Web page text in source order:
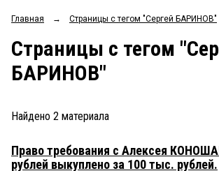
ОБЩЕСТВО
ЗАКОН
ПРОИСШЕСТВИЯ
СТИЛЬ ЖИЗНИ
Мнения
Главная → Страницы c тегом "Сергей БАРИНОВ"
Страницы c тегом
БАРИНОВ"
Найдено 2 материала
Право требования с Алексея
рублей выкуплено за 100 тыс. рублей.